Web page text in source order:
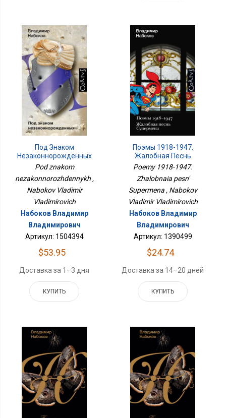
Под Знаком
Незаконнорожденных
Pod znakom
nezakonnorozhdennykh ,
Nabokov Vladimir
Vladimirovich
Набоков Владимир
Владимирович
Артикул: 1504394
$53.95
Доставка за 1–3 дня
КУПИТЬ
Поэмы 1918-1947.
Жалобная Песнь
Супермена
Poemy 1918-1947.
Zhalobnaia pesn'
Supermena , Nabokov
Vladimir Vladimirovich
Набоков Владимир
Владимирович
Артикул: 1390499
$24.74
Доставка за 14–20 дней
КУПИТЬ